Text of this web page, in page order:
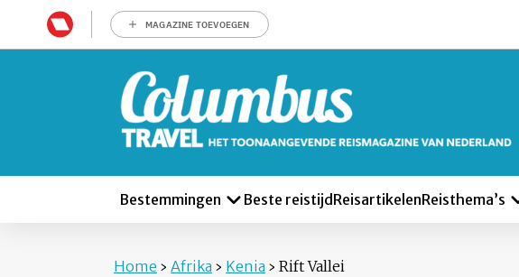
MAGAZINE TOEVOEGEN
Bestemmingen Beste reistijd ReisartikelenReisthema’s
Home › Afrika › Kenia › Rift Vallei